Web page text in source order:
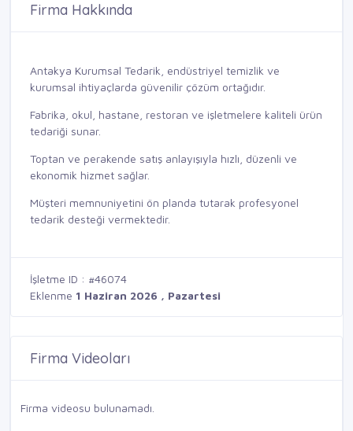
Firma Hakkında
Antakya Kurumsal Tedarik, endüstriyel temizlik ve
kurumsal ihtiyaçlarda güvenilir çözüm ortağıdır.
Fabrika, okul, hastane, restoran ve işletmelere kaliteli ürün
tedariği sunar.
Toptan ve perakende satış anlayışıyla hızlı, düzenli ve
ekonomik hizmet sağlar.
Müşteri memnuniyetini ön planda tutarak profesyonel
tedarik desteği vermektedir.
İşletme ID : #46074
Eklenme 1 Haziran 2026 , Pazartesi
Firma Videoları
Firma videosu bulunamadı.